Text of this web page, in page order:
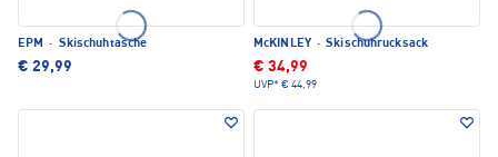
EPM · Skischuhtasche
€ 29,99
McKINLEY · Skischuhrucksack
€ 34,99
UVP* € 44,99